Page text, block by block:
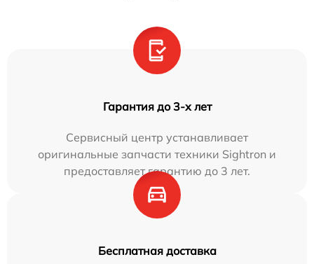
Гарантия до 3-х лет
Сервисный центр устанавливает
оригинальные запчасти техники Sightron и
предоставляет гарантию до 3 лет.
Бесплатная доставка